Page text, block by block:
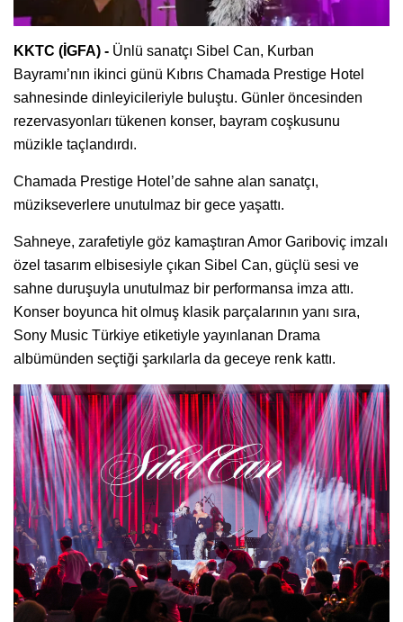
KKTC (İGFA) - Ünlü sanatçı Sibel Can, Kurban
Bayramı’nın ikinci günü Kıbrıs Chamada Prestige Hotel
sahnesinde dinleyicileriyle buluştu. Günler öncesinden
rezervasyonları tükenen konser, bayram coşkusunu
müzikle taçlandırdı.
Chamada Prestige Hotel’de sahne alan sanatçı,
müzikseverlere unutulmaz bir gece yaşattı.
Sahneye, zarafetiyle göz kamaştıran Amor Gariboviç imzalı
özel tasarım elbisesiyle çıkan Sibel Can, güçlü sesi ve
sahne duruşuyla unutulmaz bir performansa imza attı.
Konser boyunca hit olmuş klasik parçalarının yanı sıra,
Sony Music Türkiye etiketiyle yayınlanan Drama
albümünden seçtiği şarkılarla da geceye renk kattı.